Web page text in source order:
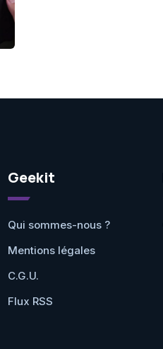
Geekit
Qui sommes-nous ?
Mentions légales
C.G.U.
Flux RSS